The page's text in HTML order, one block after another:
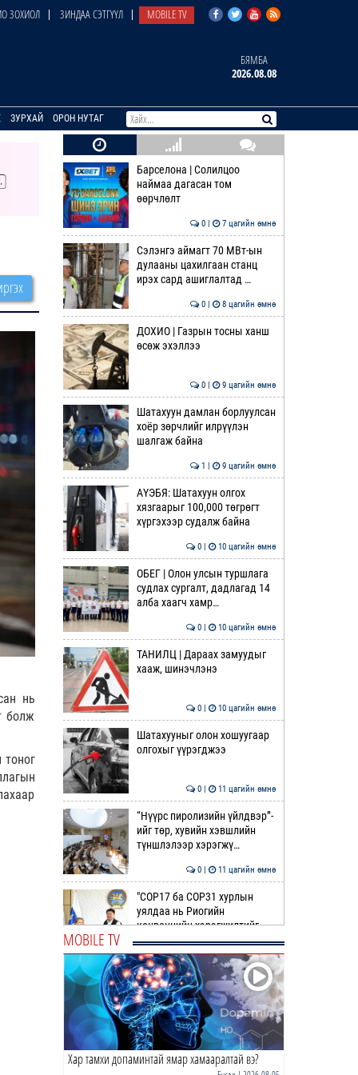
ЗОХИОЛ ЗИНДАА СЭТГҮҮЛ MOBILE TV
БЯМБА
2026.08.08
ЗУРХАЙ ОРОН НУТАГ
нь
болж
тоног
Барселона | Солилцоо
наймаа дагасан том
өөрчлөлт
0 | 7 цагийн өмнө
Сэлэнгэ аймагт 70 МВт-ын
дулааны цахилгаан станц
ирэх сард ашиглалтад …
0 | 8 цагийн өмнө
ДОХИО | Газрын тосны ханш
өсөж эхэллээ
0 | 9 цагийн өмнө
Шатахуун дамлан борлуулсан
хоёр зөрчлийг илрүүлэн
шалгаж байна
1 | 9 цагийн өмнө
АҮЭБЯ: Шатахуун олгох
хязгаарыг 100,000 төгрөгт
хүргэхээр судалж байна
0 | 10 цагийн өмнө
ОБЕГ | Олон улсын туршлага
судлах сургалт, дадлагад 14
алба хаагч хамр…
0 | 10 цагийн өмнө
ТАНИЛЦ | Дараах замуудыг
хааж, шинэчлэнэ
0 | 10 цагийн өмнө
Шатахууныг олон хошуугаар
олгохыг үүрэгджээ
0 | 11 цагийн өмнө
“Нүүрс пиролизийн үйлдвэр”-
ийг төр, хувийн хэвшлийн
түншлэлээр хэрэгжү…
0 | 11 цагийн өмнө
"COP17 ба COP31 хурлын
уялдаа нь Риогийн
конвенцийн хэрэгжилтийг
ахиул…
Монгол төрийн парадокс нь
шатахуун
0 | 12 цагийн өмнө
Б.Пүрэвдагва: Найман
MOBILE TV
Хар тамхи допаминтай ямар хамааралтай вэ?